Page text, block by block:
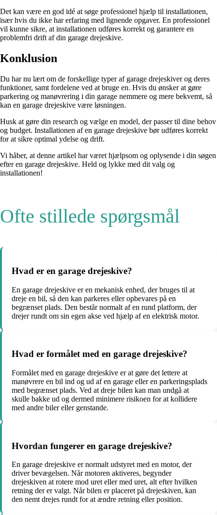
Det kan være en god idé at søge professionel hjælp til installationen,
især hvis du ikke har erfaring med lignende opgaver. En professionel
vil kunne sikre, at installationen udføres korrekt og garantere en
problemfri drift af din garage drejeskive.
Konklusion
Du har nu lært om de forskellige typer af garage drejeskiver og deres
funktioner, samt fordelene ved at bruge en. Hvis du ønsker at gøre
parkering og manøvrering i din garage nemmere og mere bekvemt, så
kan en garage drejeskive være løsningen.
Husk at gøre din research og vælge en model, der passer til dine behov
og budget. Installationen af en garage drejeskive bør udføres korrekt
for at sikre optimal ydelse og drift.
Vi håber, at denne artikel har været hjælpsom og oplysende i din søgen
efter en garage drejeskive. Held og lykke med dit valg og
installationen!
Ofte stillede spørgsmål
Hvad er en garage drejeskive?
En garage drejeskive er en mekanisk enhed, der bruges til at
dreje en bil, så den kan parkeres eller opbevares på en
begrænset plads. Den består normalt af en rund platform, der
drejer rundt om sin egen akse ved hjælp af en elektrisk motor.
Hvad er formålet med en garage drejeskive?
Formålet med en garage drejeskive er at gøre det lettere at
manøvrere en bil ind og ud af en garage eller en parkeringsplads
med begrænset plads. Ved at dreje bilen kan man undgå at
skulle bakke ud og dermed minimere risikoen for at kollidere
med andre biler eller genstande.
Hvordan fungerer en garage drejeskive?
En garage drejeskive er normalt udstyret med en motor, der
driver bevægelsen. Når motoren aktiveres, begynder
drejeskiven at rotere mod uret eller med uret, alt efter hvilken
retning der er valgt. Når bilen er placeret på drejeskiven, kan
den nemt drejes rundt for at ændre retning eller position.